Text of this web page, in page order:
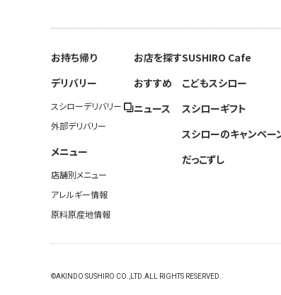
お持ち帰り
デリバリー
スシローデリバリー
外部デリバリー
メニュー
店舗別メニュー
アレルギー情報
原料原産地情報
お店を探す
おすすめ
ニュース
SUSHIRO Cafe
こどもスシロー
スシローギフト
スシローのキャンペー
だっこずし
©AKINDO SUSHIRO CO.,LTD.ALL RIGHTS RESERVED.